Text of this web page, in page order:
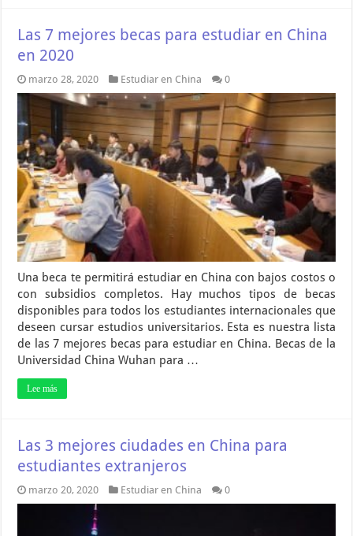
Las 7 mejores becas para estudiar en China
en 2020
marzo 28, 2020 Estudiar en China 0
Una beca te permitirá estudiar en China con bajos costos o
con subsidios completos. Hay muchos tipos de becas
disponibles para todos los estudiantes internacionales que
deseen cursar estudios universitarios. Esta es nuestra lista
de las 7 mejores becas para estudiar en China. Becas de la
Universidad China Wuhan para …
Lee más
Las 3 mejores ciudades en China para
estudiantes extranjeros
marzo 20, 2020 Estudiar en China 0